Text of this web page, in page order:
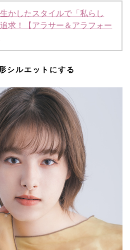
かしたスタイルで「私らし
求！【アラサー＆アラフォー
シルエットにする